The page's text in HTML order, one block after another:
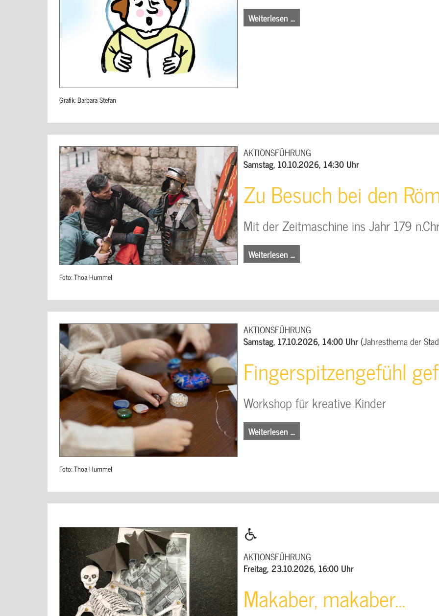
Grafik: Barbara Stefan
Weiterlesen …
Foto: Thoa Hummel
AKTIONSFÜHRUNG
Samstag, 10.10.2026, 14:30 Uhr
Zu Besuch bei den
Mit der Zeitmaschine ins Jahr 179
Weiterlesen …
Foto: Thoa Hummel
AKTIONSFÜHRUNG
Samstag, 17.10.2026, 14:00 Uhr(Jahresthema der
Fingerspitzengefühl
Workshop für kreative Kinder
Weiterlesen …
AKTIONSFÜHRUNG
Freitag, 23.10.2026, 16:00 Uhr
Makaber, makaber…